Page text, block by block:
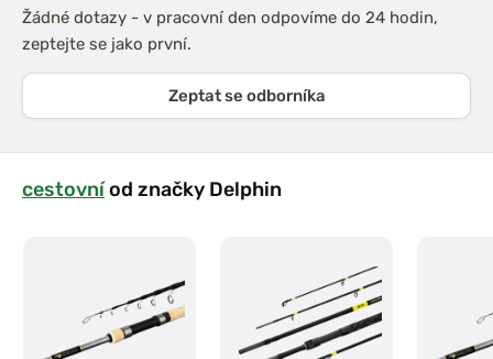
Žádné dotazy - v pracovní den odpovíme do 24 hodin,
zeptejte se jako první.
Zeptat se odborníka
cestovníod značky Delphin